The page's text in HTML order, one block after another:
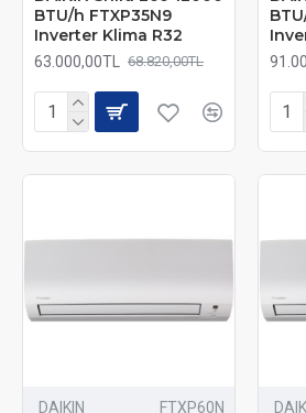
BTU/h FTXP35N9
Inverter Klima R32
63.000,00TL 68.820,00TL
DAIKIN FTXP60N